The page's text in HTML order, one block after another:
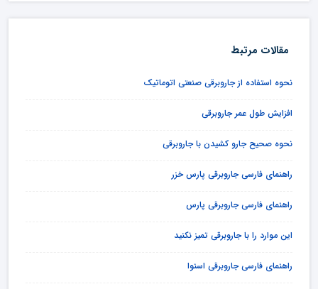
مقالات مرتبط
نحوه استفاده از جاروبرقی صنعتی اتوماتیک
افزایش طول عمر جاروبرقی
نحوه صحیح جارو کشیدن با جاروبرقی
راهنمای فارسی جاروبرقی پارس خزر
راهنمای فارسی جاروبرقی پارس
این موارد را با جاروبرقی تمیز نکنید
راهنمای فارسی جاروبرقی اسنوا